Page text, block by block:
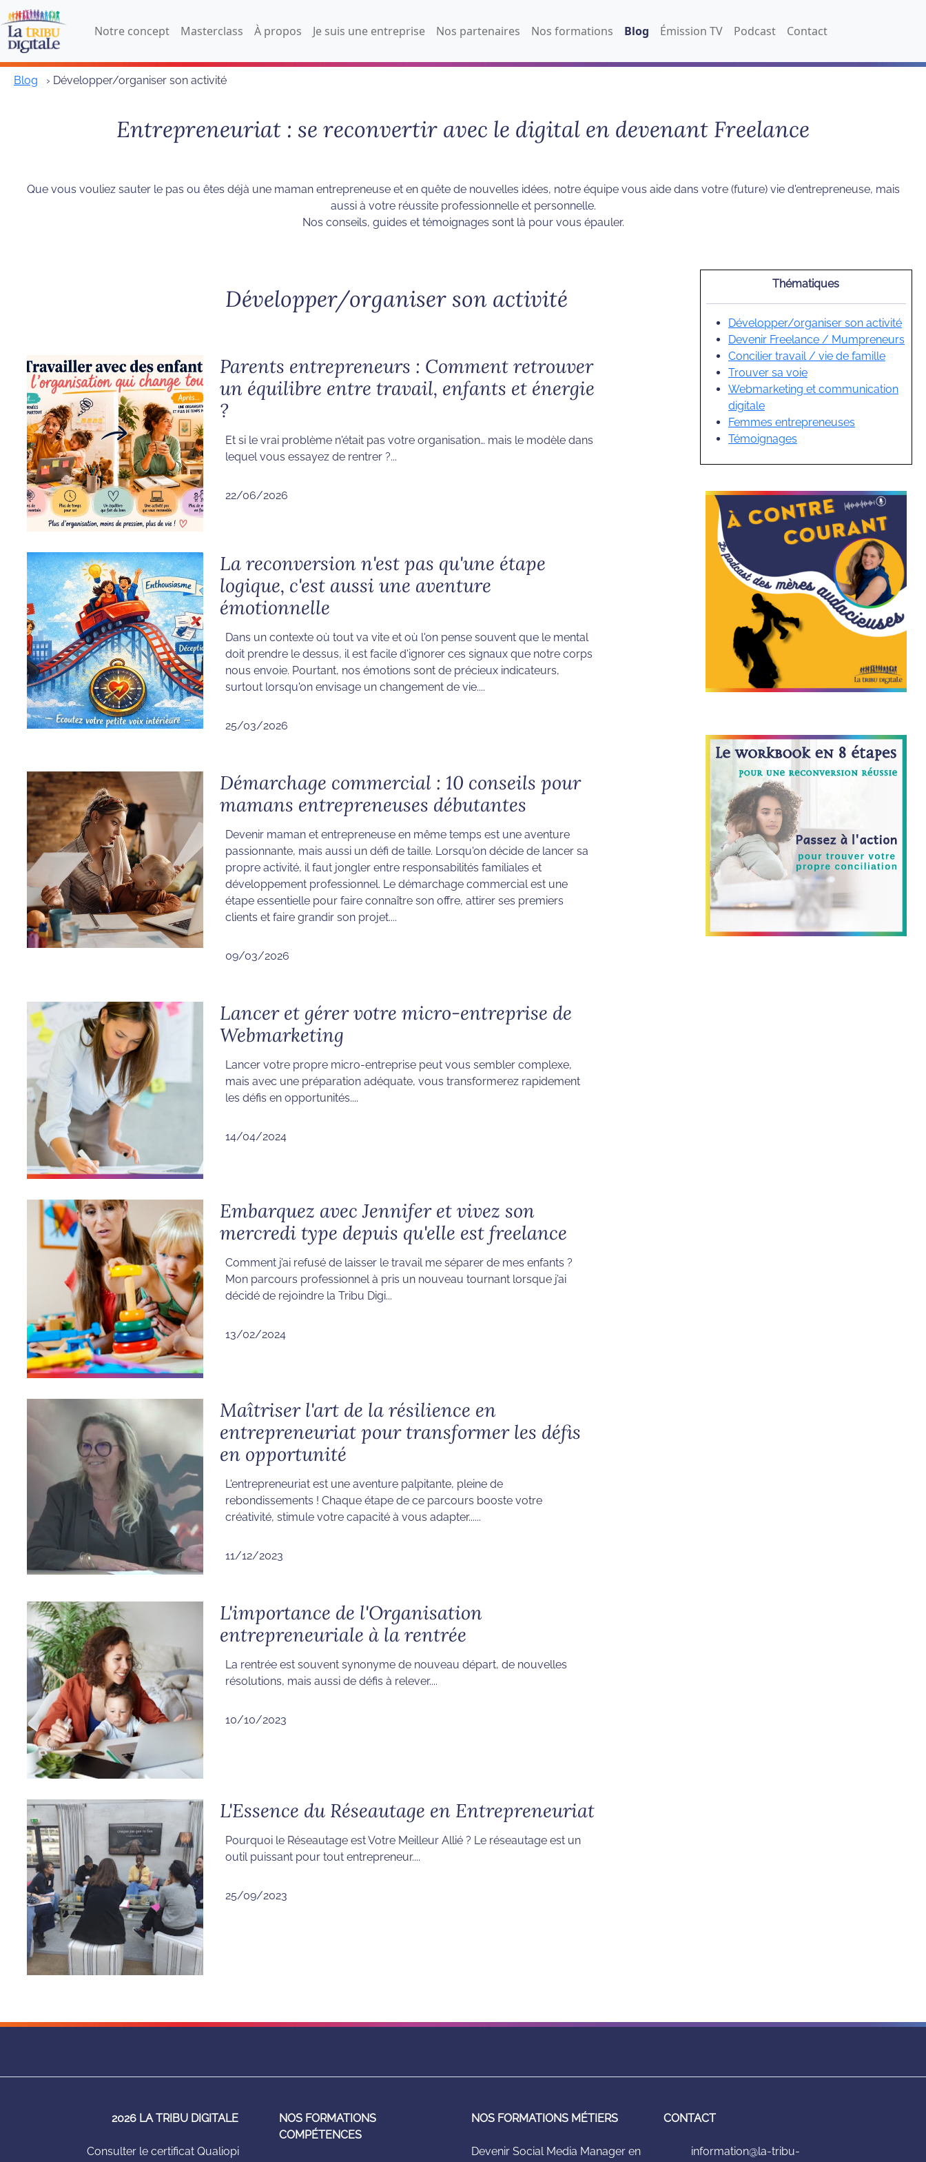
Notre concept Masterclass À propos Je suis une entreprise Nos partenaires Nos formations Blog Émission TV Podcast Contact
Blog › Développer/organiser son activité
Entrepreneuriat : se reconvertir avec le digital en devenant Freelance
Que vous vouliez sauter le pas ou êtes déjà une maman entrepreneuse et en quête de nouvelles idées, notre équipe vous aide dans votre (future) vie d'entrepreneuse, mais
aussi à votre réussite professionnelle et personnelle.
Nos conseils, guides et témoignages sont là pour vous épauler.
Développer/organiser son activité
Parents entrepreneurs : Comment retrouver
un équilibre entre travail, enfants et énergie
?
Et si le vrai problème n'était pas votre organisation… mais le modèle dans
lequel vous essayez de rentrer ?...
22/06/2026
La reconversion n'est pas qu'une étape
logique, c'est aussi une aventure
émotionnelle
Dans un contexte où tout va vite et où l'on pense souvent que le mental
doit prendre le dessus, il est facile d'ignorer ces signaux que notre corps
nous envoie. Pourtant, nos émotions sont de précieux indicateurs,
surtout lorsqu'on envisage un changement de vie....
25/03/2026
Démarchage commercial : 10 conseils pour
mamans entrepreneuses débutantes
Devenir maman et entrepreneuse en même temps est une aventure
passionnante, mais aussi un défi de taille. Lorsqu'on décide de lancer sa
propre activité, il faut jongler entre responsabilités familiales et
développement professionnel. Le démarchage commercial est une
étape essentielle pour faire connaître son offre, attirer ses premiers
clients et faire grandir son projet....
09/03/2026
Lancer et gérer votre micro-entreprise de
Webmarketing
Lancer votre propre micro-entreprise peut vous sembler complexe,
mais avec une préparation adéquate, vous transformerez rapidement
les défis en opportunités....
14/04/2024
Embarquez avec Jennifer et vivez son
mercredi type depuis qu'elle est freelance
Comment j’ai refusé de laisser le travail me séparer de mes enfants ?
Mon parcours professionnel à pris un nouveau tournant lorsque j’ai
décidé de rejoindre la Tribu Digi...
13/02/2024
Maîtriser l'art de la résilience en
entrepreneuriat pour transformer les défis
en opportunité
L'entrepreneuriat est une aventure palpitante, pleine de
rebondissements ! Chaque étape de ce parcours booste votre
créativité, stimule votre capacité à vous adapter......
11/12/2023
L'importance de l'Organisation
entrepreneuriale à la rentrée
La rentrée est souvent synonyme de nouveau départ, de nouvelles
résolutions, mais aussi de défis à relever....
10/10/2023
L'Essence du Réseautage en Entrepreneuriat
Pourquoi le Réseautage est Votre Meilleur Allié ? Le réseautage est un
outil puissant pour tout entrepreneur....
25/09/2023
Thématiques
Développer/organiser son activité
Devenir Freelance / Mumpreneurs
Concilier travail / vie de famille
Trouver sa voie
Webmarketing et communication
digitale
Femmes entrepreneuses
Témoignages
2026 LA TRIBU DIGITALE
Consulter le certificat Qualiopi
NOS FORMATIONS
COMPÉTENCES
NOS FORMATIONS MÉTIERS
Devenir Social Media Manager en
CONTACT
information@la-tribu-